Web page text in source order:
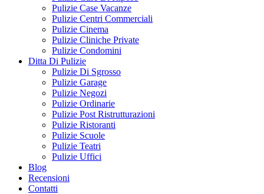
Pulizie Case Vacanze
Pulizie Centri Commerciali
Pulizie Cinema
Pulizie Cliniche Private
Pulizie Condomini
Ditta Di Pulizie
Pulizie Di Sgrosso
Pulizie Garage
Pulizie Negozi
Pulizie Ordinarie
Pulizie Post Ristrutturazioni
Pulizie Ristoranti
Pulizie Scuole
Pulizie Teatri
Pulizie Uffici
Blog
Recensioni
Contatti